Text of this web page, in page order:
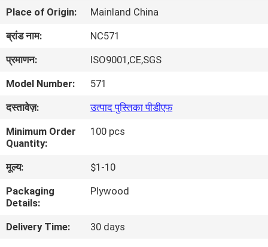
वीडियो
बारे
में
कारखाने
का
दौरा
गुणवत्ता
नियंत्रण
Place of Origin:
Mainland China
ब्रांड नाम:
NC571
प्रमाणन:
ISO9001,CE,SGS
Model Number:
571
दस्तावेज़:
उत्पाद पुस्तिका पीडीएफ
Minimum Order
Quantity:
100 pcs
मूल्य:
$1-10
Packaging
Details:
Plywood
Delivery Time:
30 days